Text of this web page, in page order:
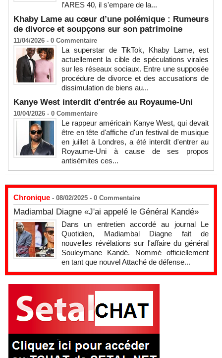
l’ARES 40, il s'empare de la...
Khaby Lame au cœur d’une polémique : Rumeurs
de divorce et soupçons sur son patrimoine
11/04/2026 - 0 Commentaire
La superstar de TikTok, Khaby Lame, est
actuellement la cible de spéculations virales
sur les réseaux sociaux. Entre une supposée
procédure de divorce et des accusations de
dissimulation de biens au...
Kanye West interdit d'entrée au Royaume-Uni
10/04/2026 - 0 Commentaire
Le rappeur américain Kanye West, qui devait
être en tête d'affiche d'un festival de musique
en juillet à Londres, a été interdit d'entrer au
Royaume-Uni à cause de ses propos
antisémites ces...
Chronique - 08/02/2025 - 0 Commentaire
Madiambal Diagne «J'ai appelé le Général Kandé»
Dans un entretien accordé au journal Le
Quotidien, Madiambal Diagne fait de
nouvelles révélations sur l'affaire du général
Souleymane Kandé. Nommé officiellement
en tant que nouvel Attaché de défense...